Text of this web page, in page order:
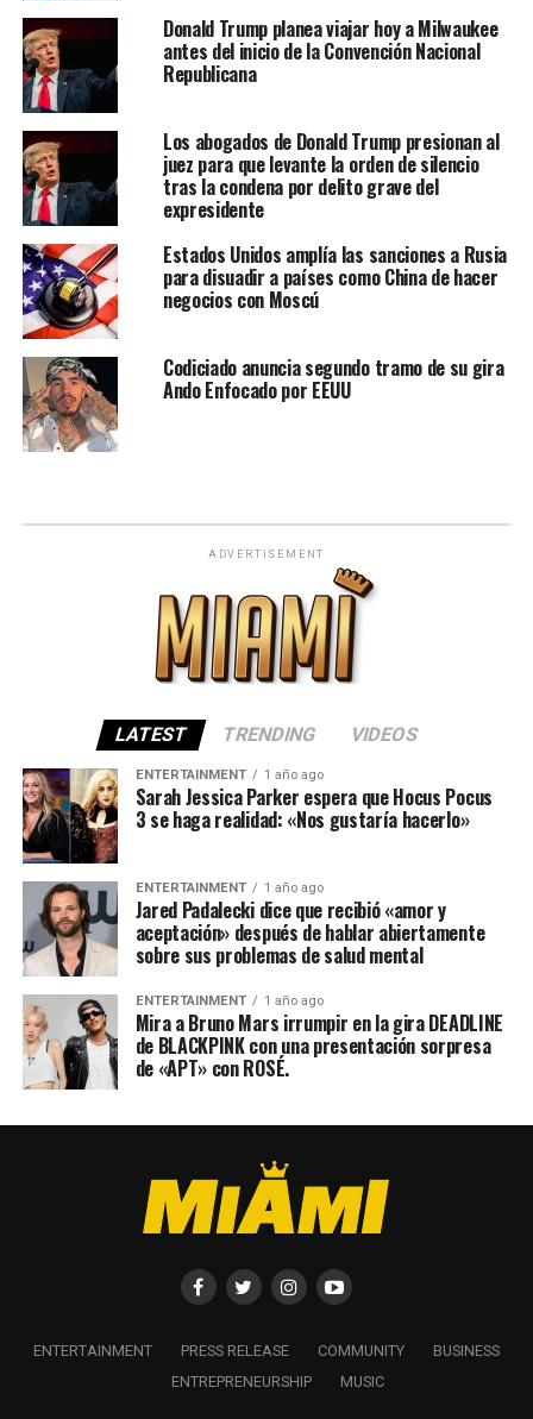
Donald Trump planea viajar hoy a Milwaukee
antes del inicio de la Convención Nacional
Republicana
Los abogados de Donald Trump presionan al
juez para que levante la orden de silencio
tras la condena por delito grave del
expresidente
Estados Unidos amplía las sanciones a Rusia
para disuadir a países como China de hacer
negocios con Moscú
Codiciado anuncia segundo tramo de su gira
Ando Enfocado por EEUU
ADVERTISEMENT
LATEST TRENDING VIDEOS
ENTERTAINMENT 1 año ago
Sarah Jessica Parker espera que Hocus Pocus
3 se haga realidad: «Nos gustaría hacerlo»
ENTERTAINMENT 1 año ago
Jared Padalecki dice que recibió «amor y
aceptación» después de hablar abiertamente
sobre sus problemas de salud mental
ENTERTAINMENT 1 año ago
Mira a Bruno Mars irrumpir en la gira DEADLINE
de BLACKPINK con una presentación sorpresa
de «APT» con ROSÉ.
ENTERTAINMENT PRESS RELEASE COMMUNITY
BUSINESS
ENTREPRENEURSHIP
MUSIC